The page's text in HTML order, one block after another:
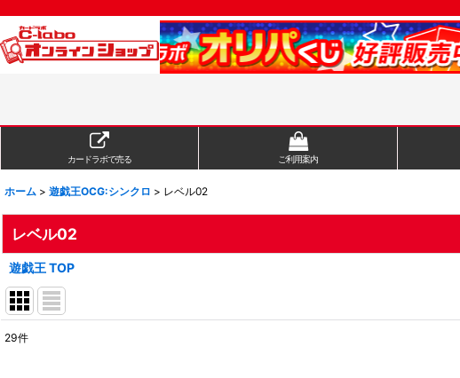
カードラボで売る ご利用案内
ホーム > 遊戯王OCG:シンクロ > レベル02
レベル02
遊戯王 TOP
29件